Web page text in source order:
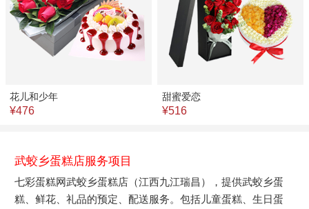
花儿和少年
¥476
甜蜜爱恋
¥516
武蛟乡蛋糕店服务项目
七彩蛋糕网武蛟乡蛋糕店（江西九江瑞昌），提供武蛟乡蛋
糕、鲜花、礼品的预定、配送服务。包括儿童蛋糕、生日蛋